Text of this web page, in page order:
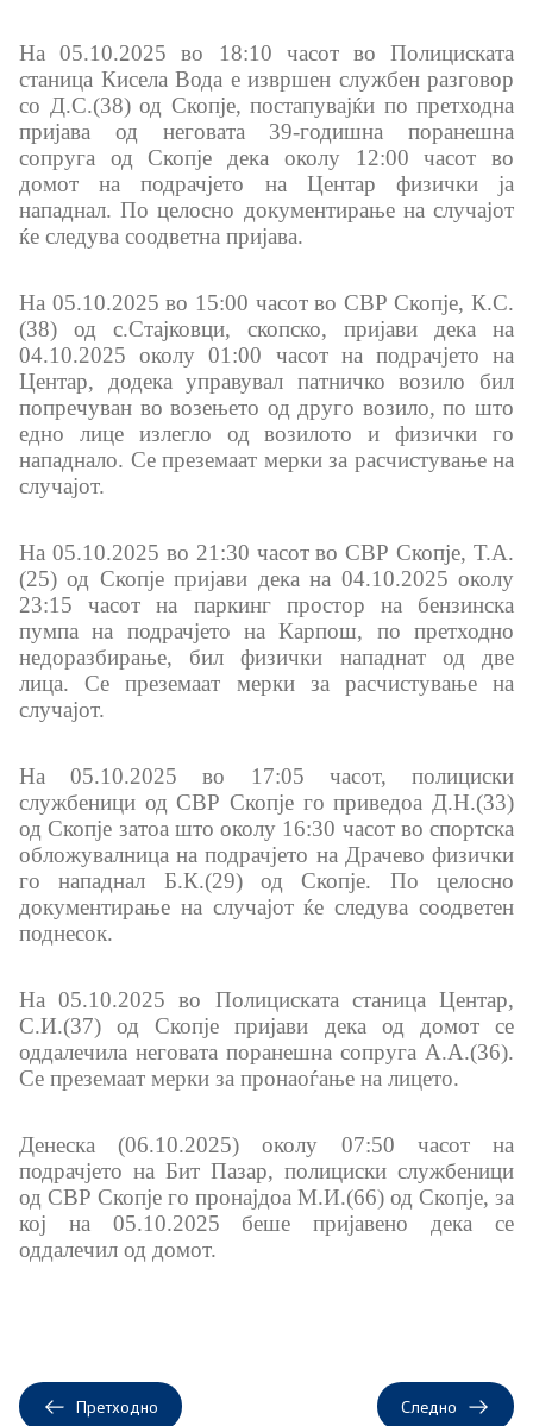
На 05.10.2025 во 18:10 часот во Полициската
станица Кисела Вода е извршен службен разговор
со Д.С.(38) од Скопје, постапувајќи по претходна
пријава од неговата 39-годишна поранешна
сопруга од Скопје дека околу 12:00 часот во
домот на подрачјето на Центар физички ја
нападнал. По целосно документирање на случајот
ќе следува соодветна пријава.
На 05.10.2025 во 15:00 часот во СВР Скопје, К.С.
(38) од с.Стајковци, скопско, пријави дека на
04.10.2025 околу 01:00 часот на подрачјето на
Центар, додека управувал патничко возило бил
попречуван во возењето од друго возило, по што
едно лице излегло од возилото и физички го
нападнало. Се преземаат мерки за расчистување на
случајот.
На 05.10.2025 во 21:30 часот во СВР Скопје, Т.А.
(25) од Скопје пријави дека на 04.10.2025 околу
23:15 часот на паркинг простор на бензинска
пумпа на подрачјето на Карпош, по претходно
недоразбирање, бил физички нападнат од две
лица. Се преземаат мерки за расчистување на
случајот.
На 05.10.2025 во 17:05 часот, полициски
службеници од СВР Скопје го приведоа Д.Н.(33)
од Скопје затоа што околу 16:30 часот во спортска
обложувалница на подрачјето на Драчево физички
го нападнал Б.К.(29) од Скопје. По целосно
документирање на случајот ќе следува соодветен
поднесок.
На 05.10.2025 во Полициската станица Центар,
С.И.(37) од Скопје пријави дека од домот се
оддалечила неговата поранешна сопруга А.А.(36).
Се преземаат мерки за пронаоѓање на лицето.
Денеска (06.10.2025) околу 07:50 часот на
подрачјето на Бит Пазар, полициски службеници
од СВР Скопје го пронајдоа М.И.(66) од Скопје, за
кој на 05.10.2025 беше пријавено дека се
оддалечил од домот.
Претходно Следно